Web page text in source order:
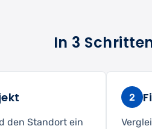
In 3
den Standort ein
2